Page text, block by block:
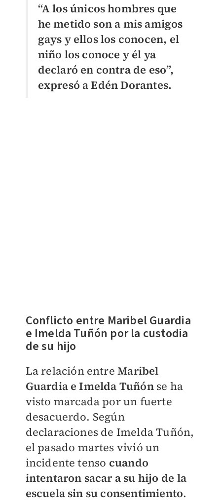
“A los únicos hombres que
he metido son a mis amigos
gays y ellos los conocen, el
niño los conoce y él ya
declaró en contra de eso”,
expresó a Edén Dorantes.
Conflicto entre Maribel Guardia
e Imelda Tuñón por la custodia
de su hijo
La relación entreMaribel
Guardia e Imelda Tuñónse ha
visto marcada por un fuerte
desacuerdo. Según
declaraciones de Imelda Tuñón,
el pasado martes vivió un
incidente tenso cuando
intentaron sacar a su hijo de la
escuela sin su consentimiento.